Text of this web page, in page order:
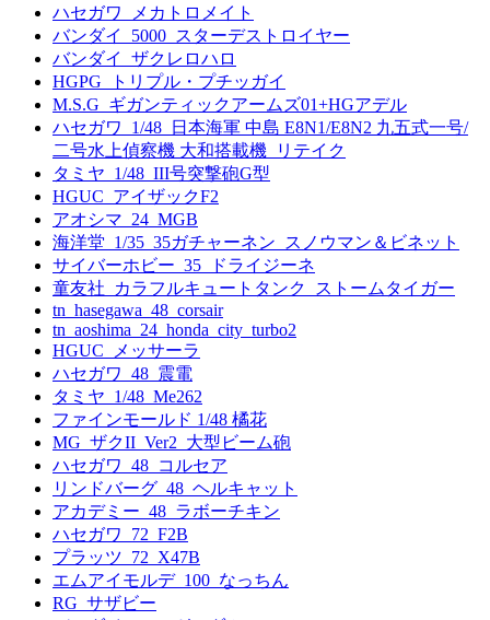
ハセガワ_メカトロメイト
バンダイ_5000_スターデストロイヤー
バンダイ_ザクレロハロ
HGPG_トリプル・プチッガイ
M.S.G_ギガンティックアームズ01+HGアデル
ハセガワ_1/48_日本海軍 中島 E8N1/E8N2 九五式一号/
二号水上偵察機 大和搭載機_リテイク
タミヤ_1/48_III号突撃砲G型
HGUC_アイザックF2
アオシマ_24_MGB
海洋堂_1/35_35ガチャーネン_スノウマン＆ビネット
サイバーホビー_35_ドライジーネ
童友社_カラフルキュートタンク_ストームタイガー
tn_hasegawa_48_corsair
tn_aoshima_24_honda_city_turbo2
HGUC_メッサーラ
ハセガワ_48_震電
タミヤ_1/48_Me262
ファインモールド 1/48 橘花
MG_ザクII_Ver2_大型ビーム砲
ハセガワ_48_コルセア
リンドバーグ_48_ヘルキャット
アカデミー_48_ラボーチキン
ハセガワ_72_F2B
プラッツ_72_X47B
エムアイモルデ_100_なっちん
RG_サザビー